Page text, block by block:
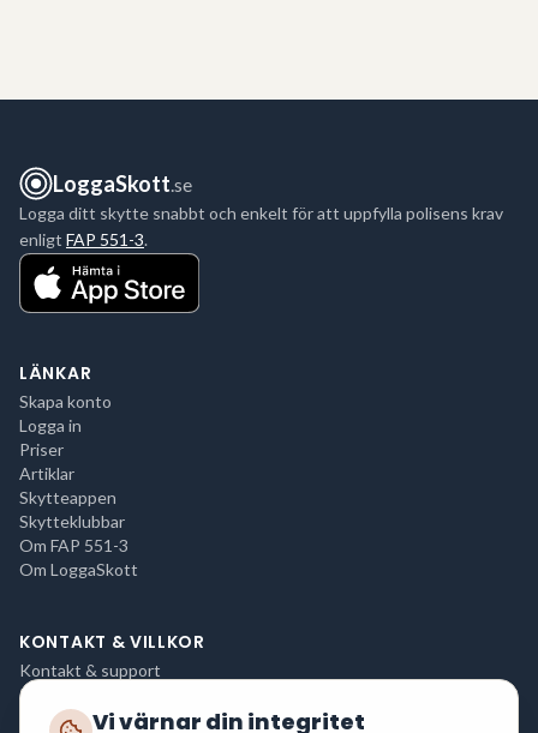
LoggaSkott.se
Logga ditt skytte snabbt och enkelt för att uppfylla polisens krav
enligt FAP 551-3.
LÄNKAR
Skapa konto
Logga in
Priser
Artiklar
Skytteappen
Skytteklubbar
Om FAP 551-3
Om LoggaSkott
KONTAKT & VILLKOR
Kontakt & support
Integritetspolicy
AnvändarvillkorVi värnar din integritet